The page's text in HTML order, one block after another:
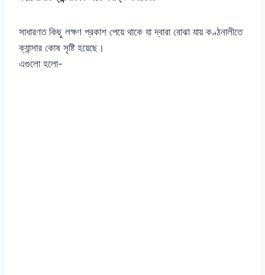
সাধারণত কিছু লক্ষণ প্রকাশ পেয়ে থাকে যা দ্বারা বোঝা যায় কণ্ঠনালীতে
ক্যান্সার কোষ সৃষ্টি হয়েছে।
এগুলো হলো-